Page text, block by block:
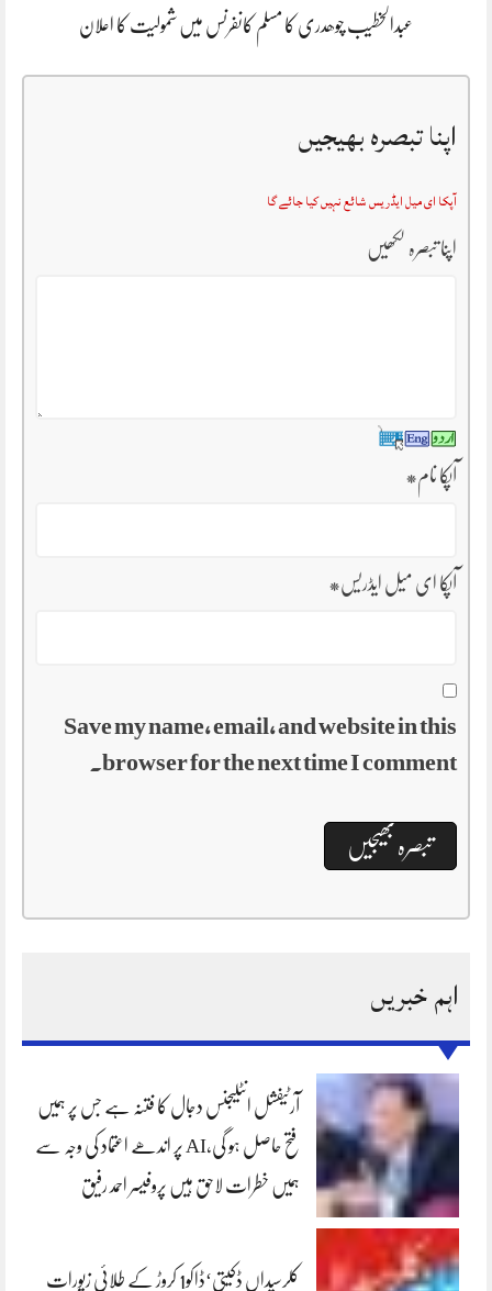
عبدالخطیب چوھدری کا مسلم کانفرنس میں شمولیت کا اعلان
اپنا تبصرہ بھیجیں
آپکا ای میل ایڈریس شائع نہیں کیا جائے گا
اپنا تبصرہ لکھیں
آپکا نام*
آپکا ای میل ایڈریس*
Save my name, email, and website in this
browser for the next time I comment.
اہم خبریں
آرٹیفشل انٹلیجنس دجال کا فتنہ ہے جس پر ہمیں
فتح حاصل ہو گی،AI پر اندھے اعتماد کی وجہ سے
ہمیں خطرات لاحق ہیں پروفیسر احمد رفیق
کلرسیداں ڈکیتی‘ڈاکو1 کروڑ کے طلائی زیورات